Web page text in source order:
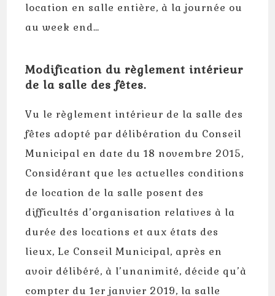
location en salle entière, à la journée ou
au week end…
Modification du règlement intérieur
de la salle des fêtes.
Vu le règlement intérieur de la salle des
fêtes adopté par délibération du Conseil
Municipal en date du 18 novembre 2015,
Considérant que les actuelles conditions
de location de la salle posent des
difficultés d’organisation relatives à la
durée des locations et aux états des
lieux, Le Conseil Municipal, après en
avoir délibéré, à l’unanimité, décide qu’à
compter du 1er janvier 2019, la salle